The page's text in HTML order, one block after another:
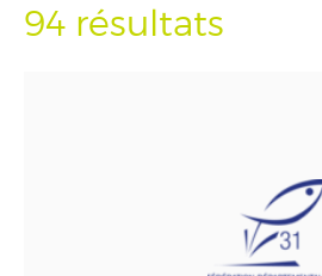
94 résultats